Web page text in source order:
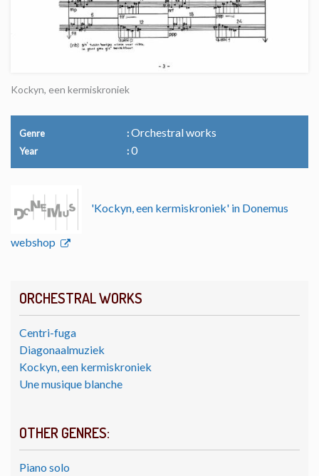
ORCHESTRAL WORKS
Centri-fuga
Diagonaalmuziek
Kockyn, een kermiskroniek
Une musique blanche
OTHER GENRES:
Piano solo
Kockyn, een kermiskroniek
Genre Orchestral works
Year 0
'Kockyn, een kermiskroniek' in Donemus
webshop